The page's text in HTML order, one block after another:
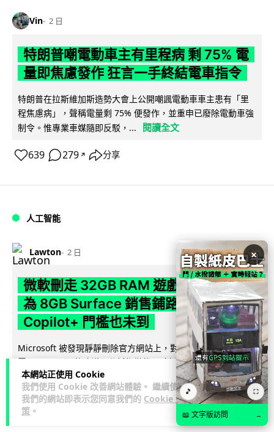
本網站正使用 Cookie
我們使用 Cookie 改善網站體驗。 繼續使用
我們的網站即表示您同意我們的 Cookie 政
策 。
Vin 2 日
特朗普嘲電動車主有里程病 剩 75% 電
量即焦慮發作 狂言一手終結電車指令
特朗普在拉斯維加斯造勢大會上公開嘲諷電動車車主患有「里
程焦慮病」，聲稱電量剩 75% 便發作，並重申已廢除電動車強
制令。惟專業車媒隨即反駁，...
閱讀全文
639 279 ↗ 分享
人工智能
Lawton 2 日
微軟刪走 32GB RAM 遊戲建議 分析:
為 8GB Surface 銷售鋪路 連自家
Copilot+ 門檻也未到
Microsoft 被發現靜靜刪除官方網站上，對遊戲玩家要為電腦配
置 32GB RAM 的建議。分析指微軟同時新推出的 8GB RAM 入
門... 閱讀全文
171 16 ↗ 分享
×
🎵 ⛶
📖 文字版訪問 →